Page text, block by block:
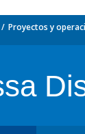
Proyectos y